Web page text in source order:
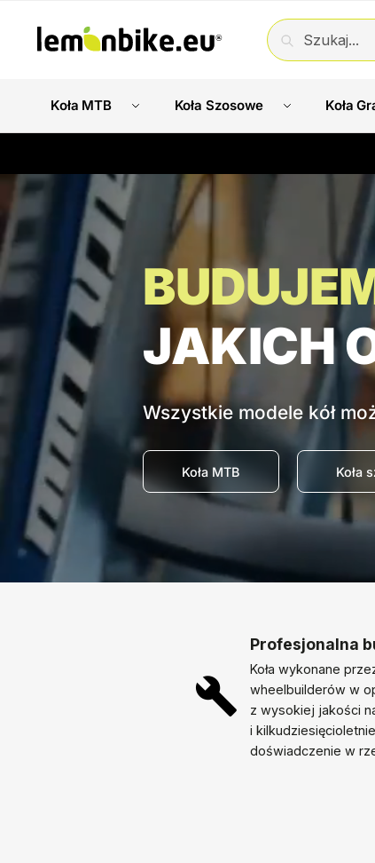
SZUKAJ
Koła MTB Koła Szosowe Koła
JAKICH
Wszystkie modele kół
Koła MTB Koła
Profesjonalna
Koła wykonane
wheelbuilderów w
z wysokiej jakości
i kilkudziesięcioletnie
doświadczenie w